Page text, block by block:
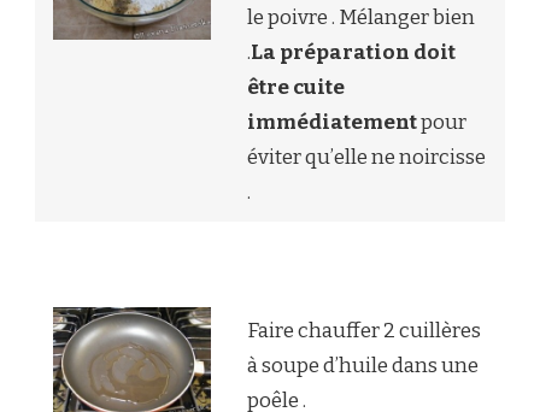
le poivre . Mélanger bien
.La préparation doit
être cuite
immédiatementpour
éviter qu’elle ne noircisse
.
Faire chauffer 2 cuillères
à soupe d’huile dans une
poêle .